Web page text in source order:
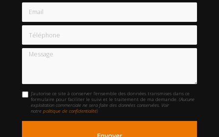
Email
Téléphone
Message
J'autorise ce site à conserver l'ensemble des données transmises dans ce
formulaire pour faciliter le suivi et le traitement de ma demande.(Aucune
exploitation commerciale ne sera faite des données conservées. Voir
notrepolitique de confidentialité)